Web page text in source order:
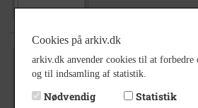
1921
Marka Roathine Larsen,
Anders Larsen og
Cookies på arkiv.dk
arkiv.dk anvender cookies til at forbedre
og til indsamling af statistik.
Nødvendig
Statistik